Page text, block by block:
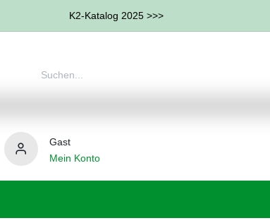
K2-Katalog 2025 >>>
Gast
Mein Konto